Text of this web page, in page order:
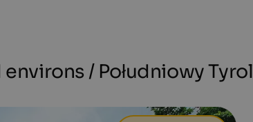
/ Południowy Tyrol